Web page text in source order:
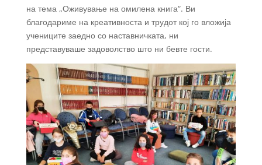
на тема „Оживување на омилена книга“. Ви
благодариме на креативноста и трудот кој го вложија
учениците заедно со наставничката, ни
представуваше задоволство што ни бевте гости.